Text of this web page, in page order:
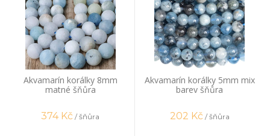
Akvamarín korálky 8mm
matné šňůra
374 Kč / šňůra
Akvamarín korálky 5mm mix
barev šňůra
202 Kč / šňůra